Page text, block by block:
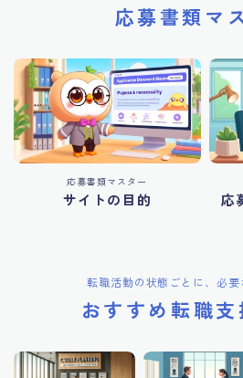
応募書類マ
応募書類マスター
サイトの目的
応
転職活動の状態ごとに、必要
おすすめ転職支